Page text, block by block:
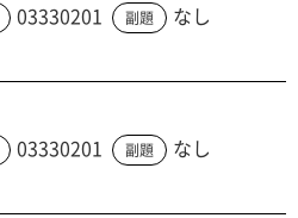
03330201 副題 なし
03330201 副題 なし